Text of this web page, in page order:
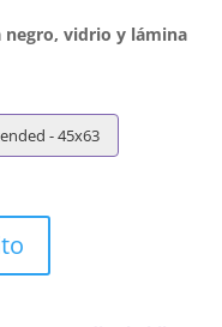
negro, vidrio y lámina
- 45x63